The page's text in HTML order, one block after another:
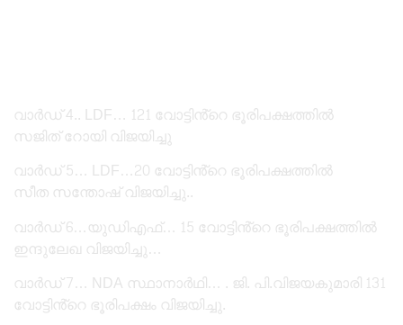
വാർഡ് 4.. LDF… 121 വോട്ടിൻ്റെ ഭൂരിപക്ഷത്തിൽ
സജിത് റോയി വിജയിച്ചു
വാർഡ് 5… LDF…20 വോട്ടിൻ്റെ ഭൂരിപക്ഷത്തിൽ
സീത സന്തോഷ് വിജയിച്ചു..
വാർഡ് 6…യുഡിഎഫ്… 15 വോട്ടിൻ്റെ ഭൂരിപക്ഷത്തിൽ
ഇന്ദുലേഖ വിജയിച്ചു…
വാർഡ് 7… NDA സ്ഥാനാർഥി… . ജി. പി.വിജയകുമാരി 131
വോട്ടിൻ്റെ ഭൂരിപക്ഷം വിജയിച്ചു.